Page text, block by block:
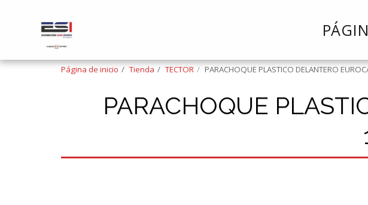
Página de inicio Tienda TECTOR PARACHOQUE PLASTICO DELANTERO
PARACHOQUE